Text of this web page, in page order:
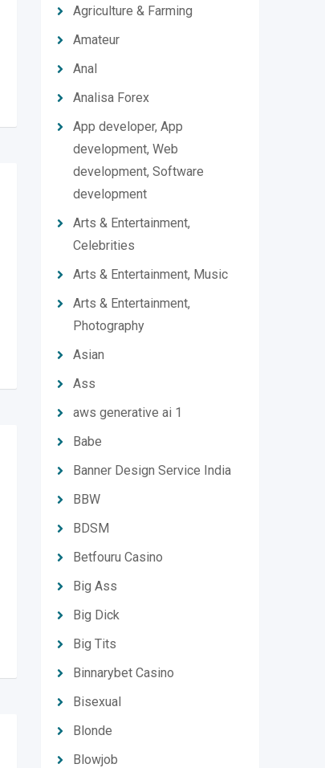
Agriculture & Farming
Amateur
Anal
Analisa Forex
App developer, App
development, Web
development, Software
development
Arts & Entertainment,
Celebrities
Arts & Entertainment, Music
Arts & Entertainment,
Photography
Asian
Ass
aws generative ai 1
Babe
Banner Design Service India
BBW
BDSM
Betfouru Casino
Big Ass
Big Dick
Big Tits
Binnarybet Casino
Bisexual
Blonde
Blowjob